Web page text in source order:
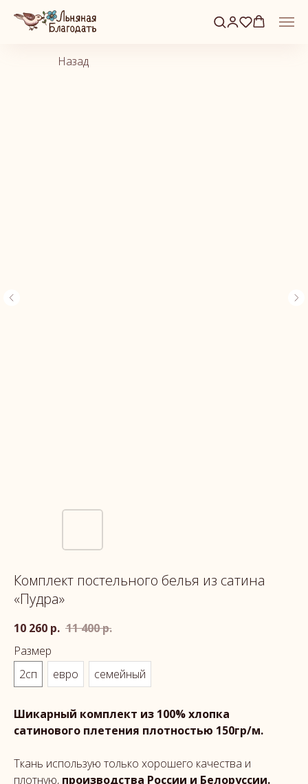
Назад
Комплект постельного белья из сатина
«Пудра»
10 260 р. 11 400р.
Размер
2сп
евро семейный
Шикарный комплект из 100% хлопка
сатинового плетения плотностью 150гр/м.
Ткань использую только хорошего качества и
плотную, производства России и Белоруссии.